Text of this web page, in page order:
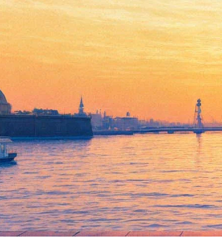
Фестиваль
"Александринский"
представит "Дао" Алексея
Янковского